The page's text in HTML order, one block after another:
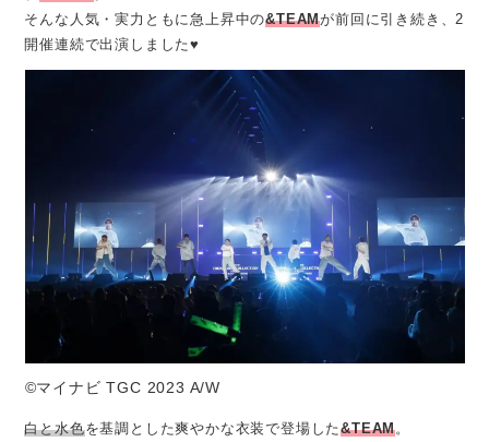
そんな人気・実力ともに急上昇中の&TEAMが前回に引き続き、2
開催連続で出演しました♥
©マイナビ TGC 2023 A/W
白と水色を基調とした爽やかな衣装で登場した&TEAM。